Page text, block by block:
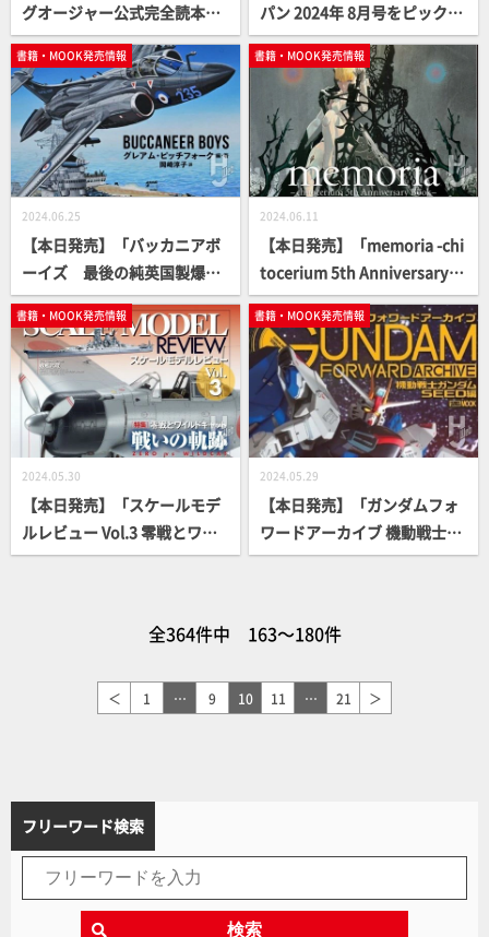
グオージャー公式完全読本」
【スーパー戦隊】
パン 2024年 8月号をピックア
ップ！
書籍・MOOK発売情報
2024.06.25
【本日発売】「バッカニアボ
ーイズ 最後の純英国製爆撃
機を飛ばした男たちの物語」
【軍事選書シリーズ】
書籍・MOOK発売情報
2024.06.11
【本日発売】「memoria -chi
tocerium 5th Anniversary B
ook-」【5周年記念】
書籍・MOOK発売情報
2024.05.30
【本日発売】「スケールモデ
ルレビュー Vol.3 零戦とワイ
ルドキャット」【スケールモ
書籍・MOOK発売情報
2024.05.29
【本日発売】「ガンダムフォ
ワードアーカイブ 機動戦士ガ
ンダムSEED編」
全364件中 163～180件
＜ 1 … 9 10 11 … 21 ＞
フリーワード検索
検索